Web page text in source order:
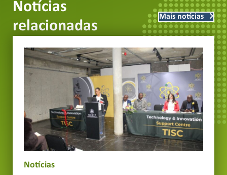
Notícias
relacionadas
Mais notícias
Notícias